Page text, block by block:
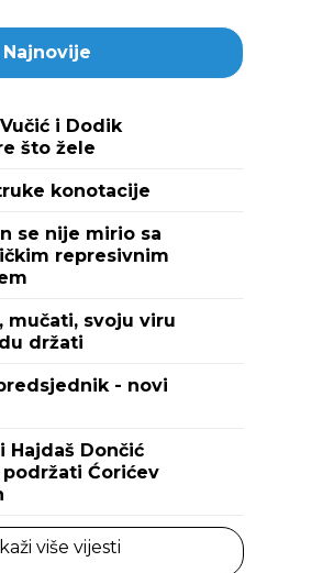
Najnovije
i Dodik
što žele
konotacije
se nije mirio sa
represivnim
mučati, svoju viru
držati
- novi
Hajdaš Dončić
Ćorićev
više vijesti